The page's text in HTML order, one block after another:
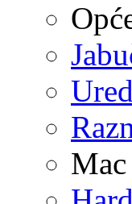
Mac